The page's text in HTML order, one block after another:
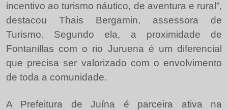
incentivo ao turismo náutico, de aventura e rural”,
destacou Thais Bergamin, assessora de
Turismo. Segundo ela, a proximidade de
Fontanillas com o rio Juruena é um diferencial
que precisa ser valorizado com o envolvimento
de toda a comunidade.
A Prefeitura de Juína é parceira ativa na